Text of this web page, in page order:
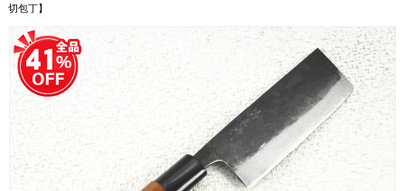
切包丁】